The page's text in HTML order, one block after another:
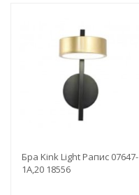
Бра Kink Light Рапис 07647-
1A,20 18556